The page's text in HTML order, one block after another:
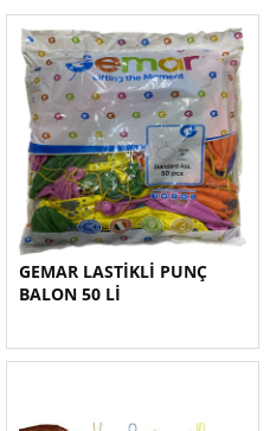
GEMAR LASTİKLİ PUNÇ
BALON 50 Lİ